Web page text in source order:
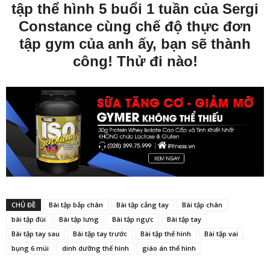
tập thể hình 5 buổi 1 tuần của Sergi
Constance cùng chế độ thực đơn
tập gym của anh ấy, bạn sẽ thành
công! Thử đi nào!
CHỦ ĐỀ Bài tập bắp chân Bài tập cẳng tay
Bài tập chân
bài tập đùi
Bài tập lưng Bài tập ngực
Bài tập tay
Bài tập tay sau
Bài tập tay trước Bài tập thể hình
Bài tập vai
bụng 6 múi
dinh dưỡng thể hình giáo án thể hình